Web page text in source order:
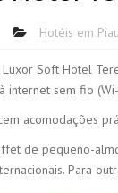
Hotéis em
Soft Hotel
internet sem fio
acomodações
de pequeno-
Para